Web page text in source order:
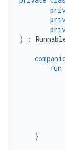
)
:
fun
}